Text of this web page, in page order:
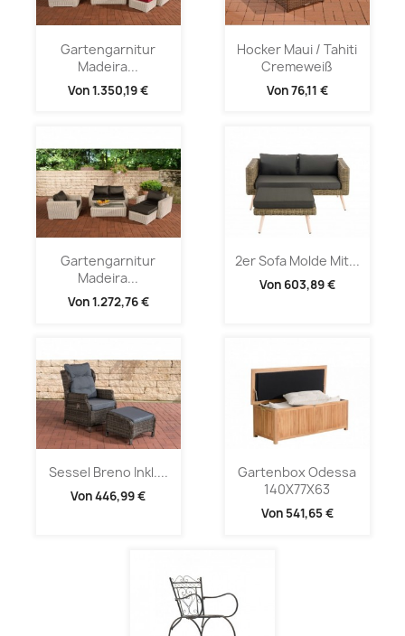
Gartengarnitur
Madeira...
Von1.350,19 €
Hocker Maui / Tahiti
Cremeweiß
Von76,11 €
Gartengarnitur
Madeira...
Von1.272,76 €
2er Sofa Molde Mit...
Von 603,89 €
Sessel Breno Inkl....
Von446,99 €
Gartenbox Odessa
140X77X63
Von 541,65 €